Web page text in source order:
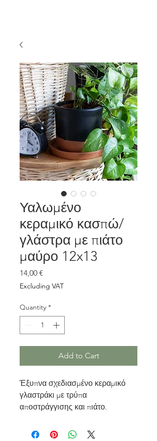
Υαλωμένο
κεραμικό κασπώ/
γλάστρα με πιάτο
μαύρο 12x13
14,00 €
Excluding VAT
Quantity *
Add to Cart
Έξυπνα σχεδιασμένο κεραμικό
γλαστράκι με τρύπα
αποστράγγισης και πιάτο.
στη γλάστρα.